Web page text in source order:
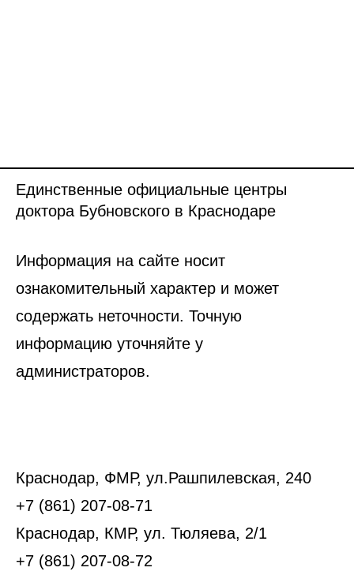
Единственные официальные центры
доктора Бубновского в Краснодаре
Информация на сайте носит
ознакомительный характер и может
содержать неточности. Точную
информацию уточняйте у
администраторов.
Краснодар, ФМР, ул.Рашпилевская, 240
+7 (861) 207-08-71
Краснодар, КМР, ул. Тюляева, 2/1
+7 (861) 207-08-72